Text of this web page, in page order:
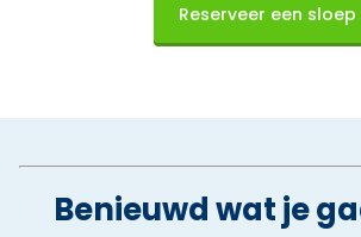
Nu reserveren
Reserveer een sloep
Benieuwd wat je